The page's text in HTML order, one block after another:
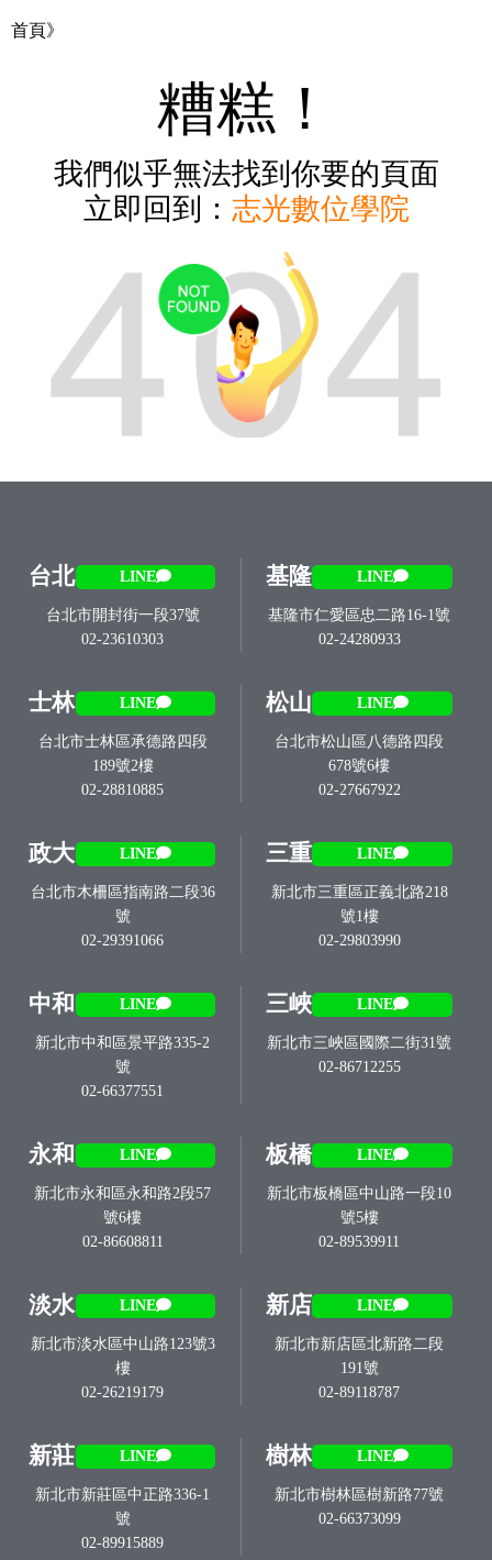
首頁》
糟糕！
我們似乎無法找到你要的頁面
立即回到： 志光數位學院
台北 LINE
台北市開封街一段37號
02-23610303
基隆 LINE
基隆市仁愛區忠二路16-1號
02-24280933
士林 LINE
台北市士林區承德路四段
189號2樓
02-28810885
松山 LINE
台北市松山區八德路四段
678號6樓
02-27667922
政大 LINE
台北市木柵區指南路二段36
號
02-29391066
三重 LINE
新北市三重區正義北路218
號1樓
02-29803990
中和 LINE
新北市中和區景平路335-2
號
02-66377551
三峽 LINE
新北市三峽區國際二街31號
02-86712255
永和 LINE
新北市永和區永和路2段57
號6樓
02-86608811
板橋 LINE
新北市板橋區中山路一段10
號5樓
02-89539911
淡水 LINE
新北市淡水區中山路123號3
樓
02-26219179
新店 LINE
新北市新店區北新路二段
191號
02-89118787
新莊 LINE
新北市新莊區中正路336-1
號
02-89915889
樹林 LINE
新北市樹林區樹新路77號
02-66373099